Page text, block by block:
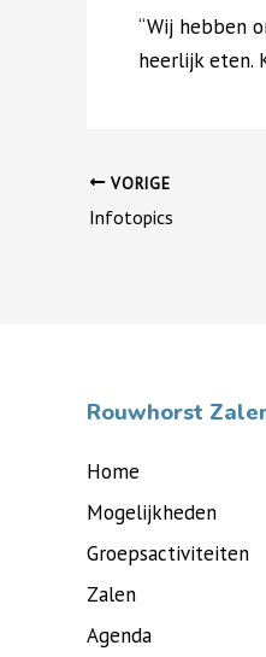
“Wij hebben
heerlijk eten.
Bericht
navigatie
VORIGE
Infotopics
Rouwhorst
Home
Mogelijkheden
Groepsactiviteiten
Zalen
Agenda